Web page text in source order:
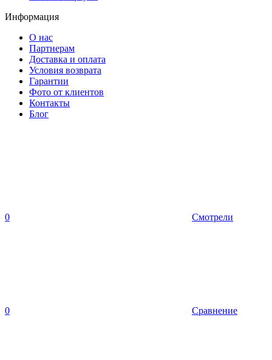
Информация
О нас
Партнерам
Доставка и оплата
Условия возврата
Гарантии
Фото от клиентов
Контакты
Блог
0 Смотрели
0 Сравнение